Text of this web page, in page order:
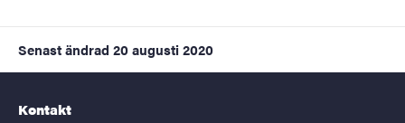
Senast ändrad 20 augusti 2020
Kontakt